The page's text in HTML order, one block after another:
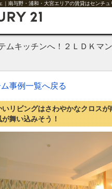
｜南与野・浦和・大宮エリアの賃貸はセンチ
ムキッチンへ！２ＬＤＫマ
事例一覧へ戻る
リビングはさわやかなクロス
舞い込みそう！